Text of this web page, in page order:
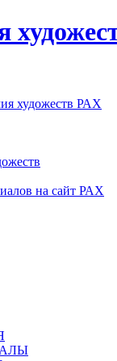
художеств РАХ
на сайт РАХ